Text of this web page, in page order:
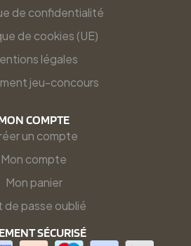
de confidentialité
de cookies (UE)
légales
jeu-concours
COMPTE
un compte
Mon compte
Mon panier
de passe oublié
SÉCURISÉ